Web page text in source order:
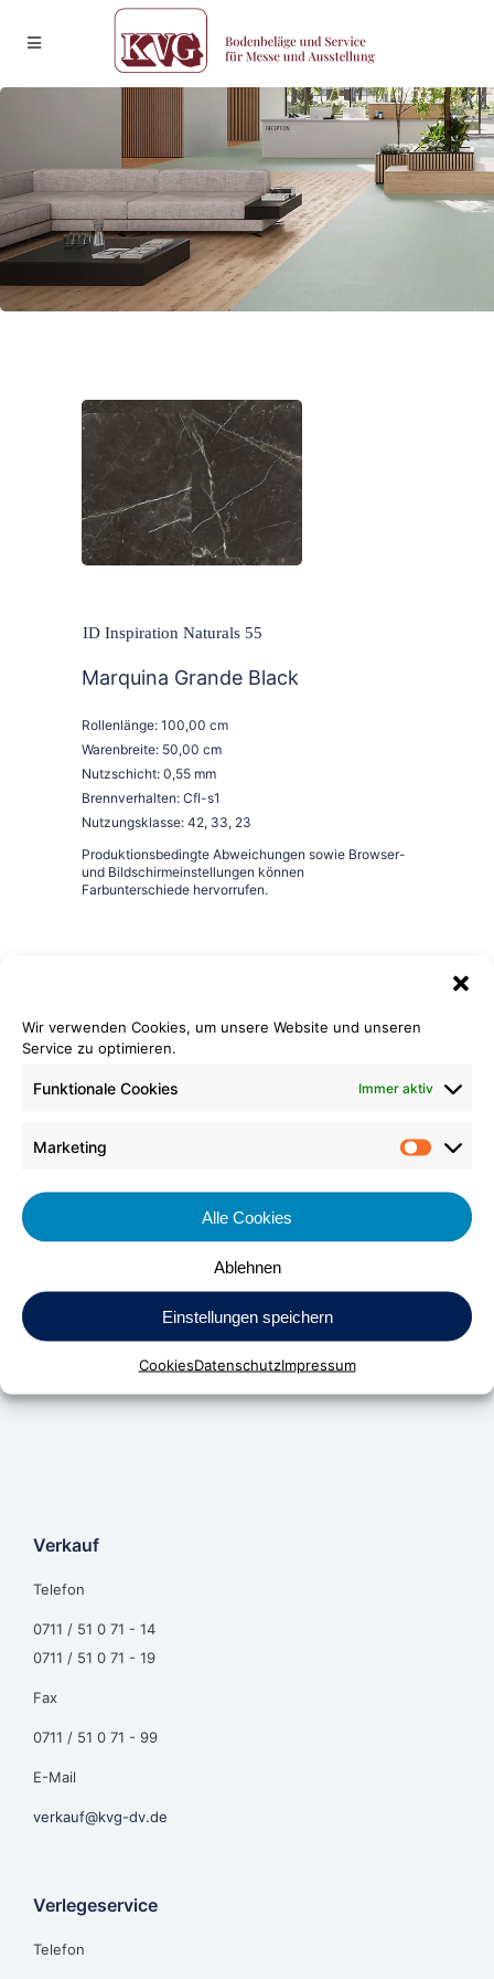
Wir verwenden Cookies, um unsere Website und unseren
Service zu optimieren.
Funktionale Cookies Immer aktiv
Marketing
Alle Cookies
Ablehnen
Einstellungen speichern
CookiesDatenschutzImpressum
Marquina Grande Black
Rollenlänge: 100,00 cm
Warenbreite: 50,00 cm
Nutzschicht: 0,55 mm
Brennverhalten: Cfl-s1
Nutzungsklasse: 42, 33, 23
ID Inspiration Naturals 55
DV Kunststoff-Vertriebs-GmbH & Co. KG
Verkauf
Telefon
0711 / 51 0 71 - 14
0711 / 51 0 71 - 19
Fax
0711 / 51 0 71 - 99
E-Mail
verkauf@kvg-dv.de
Verlegeservice
Telefon